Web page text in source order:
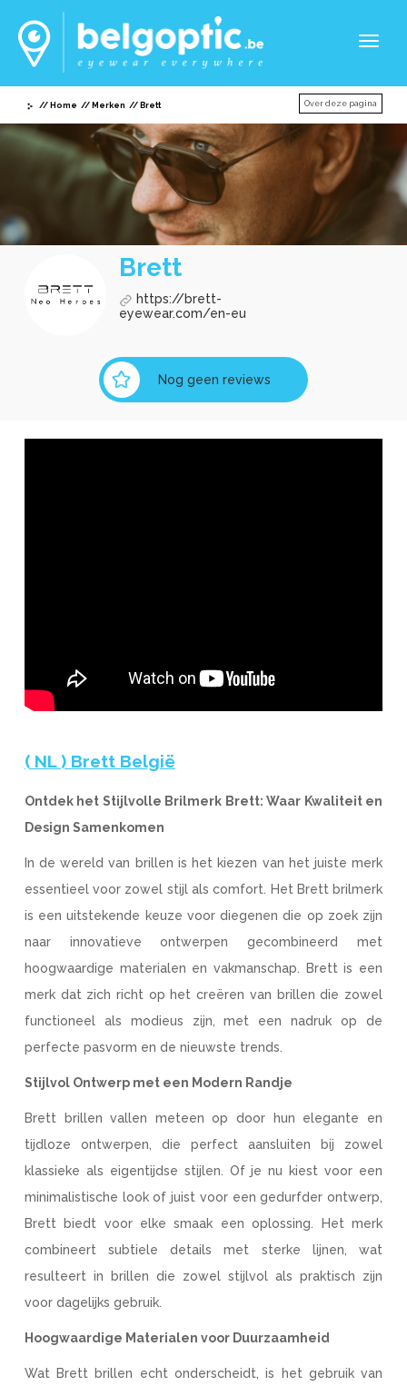
Home Merken Brett Over deze pagina
Brett
https://brett-
eyewear.com/en-eu
Nog geen reviews
( NL ) Brett België
Ontdek het Stijlvolle Brilmerk Brett: Waar Kwaliteit en
Design Samenkomen
In de wereld van brillen is het kiezen van het juiste merk
essentieel voor zowel stijl als comfort. Het Brett brilmerk
is een uitstekende keuze voor diegenen die op zoek zijn
naar innovatieve ontwerpen gecombineerd met
hoogwaardige materialen en vakmanschap. Brett is een
merk dat zich richt op het creëren van brillen die zowel
functioneel als modieus zijn, met een nadruk op de
perfecte pasvorm en de nieuwste trends.
Stijlvol Ontwerp met een Modern Randje
Brett brillen vallen meteen op door hun elegante en
tijdloze ontwerpen, die perfect aansluiten bij zowel
klassieke als eigentijdse stijlen. Of je nu kiest voor een
minimalistische look of juist voor een gedurfder ontwerp,
Brett biedt voor elke smaak een oplossing. Het merk
combineert subtiele details met sterke lijnen, wat
resulteert in brillen die zowel stijlvol als praktisch zijn
voor dagelijks gebruik.
Hoogwaardige Materialen voor Duurzaamheid
Wat Brett brillen echt onderscheidt, is het gebruik van